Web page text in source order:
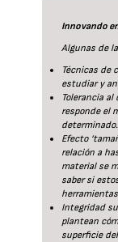
Innovando
Algunas de
Técnicas de
estudiar y
Tolerancia
responde el
determinado.
Efecto
relación a
material se
saber si
Integridad
plantean
superficie